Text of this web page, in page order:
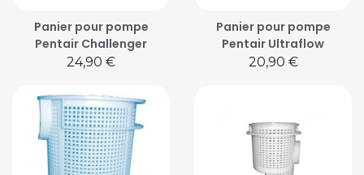
Panier pour pompe
Pentair Challenger
Prix
24,90 €
Panier pour pompe
Pentair Ultraflow
Prix
20,90 €